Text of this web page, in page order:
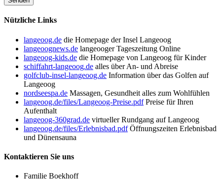
Nützliche Links
langeoog.de die Homepage der Insel Langeoog
langeoognews.de langeooger Tageszeitung Online
langeoog-kids.de die Homepage von Langeoog für Kinder
schiffahrt-langeoog.de alles über An- und Abreise
golfclub-insel-langeoog.de Information über das Golfen auf
Langeoog
nordseespa.de Massagen, Gesundheit alles zum Wohlfühlen
langeoog.de/files/Langeoog-Preise.pdf Preise für Ihren
Aufenthalt
langeoog-360grad.de virtueller Rundgang auf Langeoog
langeoog.de/files/Erlebnisbad.pdf Öffnungszeiten Erlebnisbad
und Dünensauna
Kontaktieren Sie uns
Familie Boekhoff